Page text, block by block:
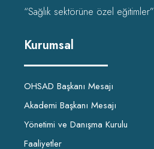
“Sağlık sektörüne özel eğitimler”
Kurumsal
OHSAD Başkanı Mesajı
Akademi Başkanı Mesajı
Yönetimi ve Danışma Kurulu
Faaliyetler